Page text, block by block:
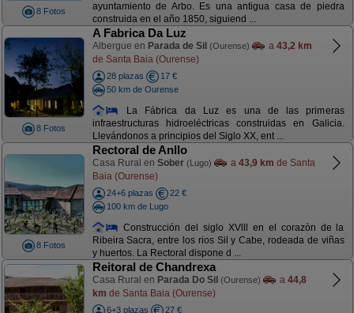
8 Fotos
ayuntamiento de Arbo. Es una antigua casa de piedra
construida en el año 1850, siguiend ...
8 Fotos
A Fabrica Da Luz
Albergue en Parada de Sil (Ourense) a 43,2 km
de Santa Baia (Ourense)
28 plazas
17 €
50 km de Ourense
La Fábrica da Luz es una de las primeras
infraestructuras hidroeléctricas construidas en Galicia.
Llevándonos a principios del Siglo XX, ent ...
8 Fotos
Rectoral de Anllo
Casa Rural en Sober (Lugo) a 43,9 km de Santa
Baia (Ourense)
24+6 plazas
22 €
100 km de Lugo
Construcción del siglo XVlll en el corazòn de la
Ribeira Sacra, entre los rios Sil y Cabe, rodeada de viñas
y huertos. La Rectoral dispone d ...
Reitoral de Chandrexa
Casa Rural en Parada Do Sil (Ourense) a 44,8
km de Santa Baia (Ourense)
6+3 plazas
27 €